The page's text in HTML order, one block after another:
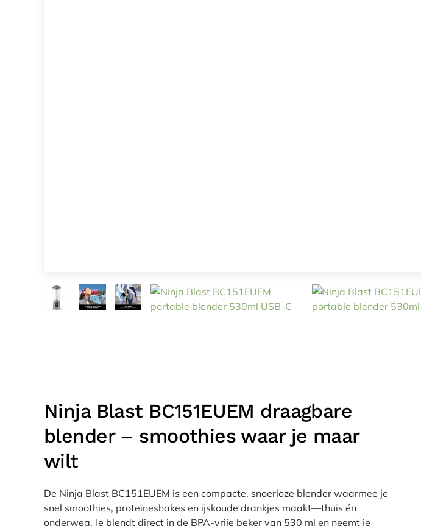
Ninja Blast BC151EUEM draagbare
blender – smoothies waar je maar
wilt
De Ninja Blast BC151EUEM is een compacte, snoerloze blender waarmee je
snel smoothies, proteïneshakes en ijskoude drankjes maakt—thuis én
onderweg. Je blendt direct in de BPA-vrije beker van 530 ml en neemt je